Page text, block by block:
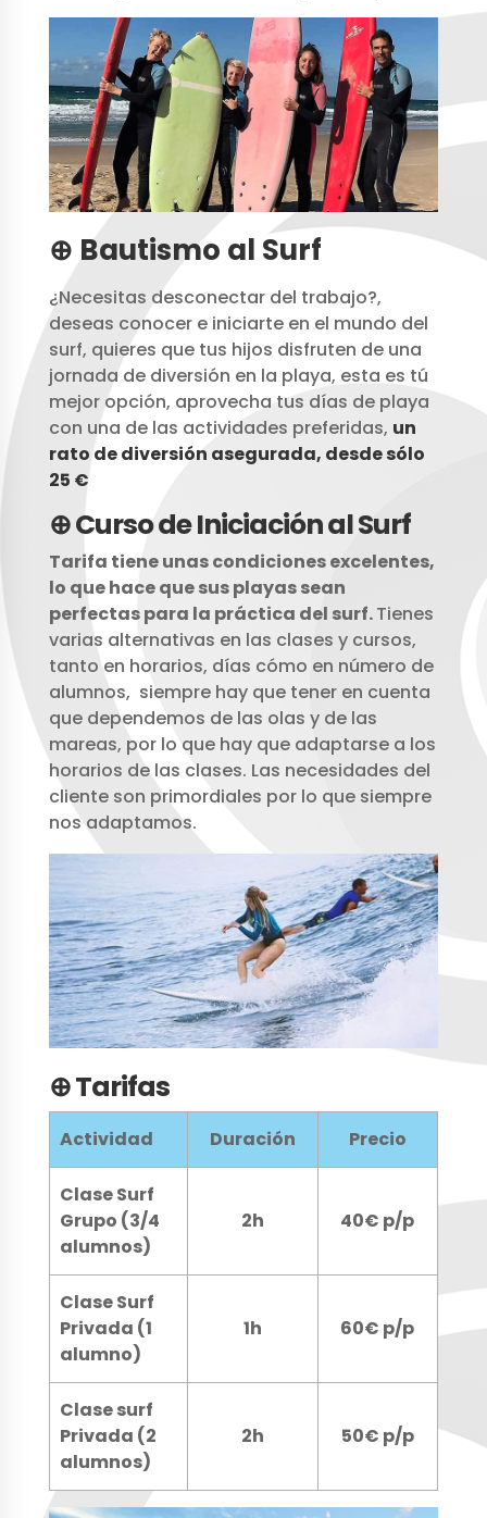
⊕ Bautismo al Surf
¿Necesitas desconectar del trabajo?,
deseas conocer e iniciarte en el mundo del
surf, quieres que tus hijos disfruten de una
jornada de diversión en la playa, esta es tú
mejor opción, aprovecha tus días de playa
con una de las actividades preferidas, un
rato de diversión asegurada, desde sólo
25 €
⊕ Curso de Iniciación al Surf
Tarifa tiene unas condiciones excelentes,
lo que hace que sus playas sean
perfectas para la práctica del surf.Tienes
varias alternativas en las clases y cursos,
tanto en horarios, días cómo en número de
alumnos, siempre hay que tener en cuenta
que dependemos de las olas y de las
mareas, por lo que hay que adaptarse a los
horarios de las clases. Las necesidades del
cliente son primordiales por lo que siempre
nos adaptamos.
⊕ Tarifas
Actividad Duración Precio
Clase Surf
Grupo (3/4
alumnos)
2h 40€ p/p
Clase Surf
Privada (1
alumno)
1h 60€ p/p
Clase surf
Privada (2
alumnos)
2h 50€ p/p